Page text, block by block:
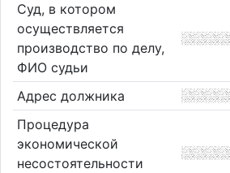
Суд, в котором
осуществляется
производство по делу,
ФИО судьи
Адрес должника
Процедура
экономической
несостоятельности